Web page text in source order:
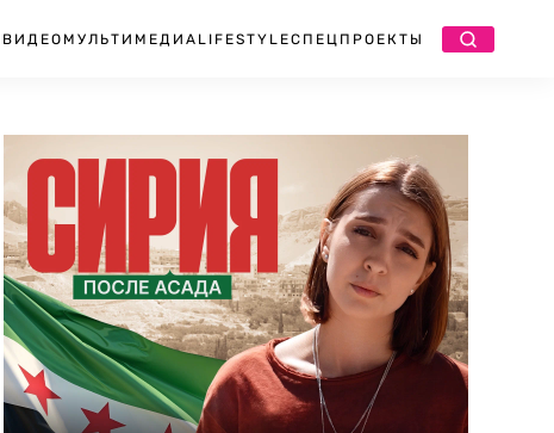
ВИДЕО МУЛЬТИМЕДИА LIFESTYLEСПЕЦПРОЕКТЫ